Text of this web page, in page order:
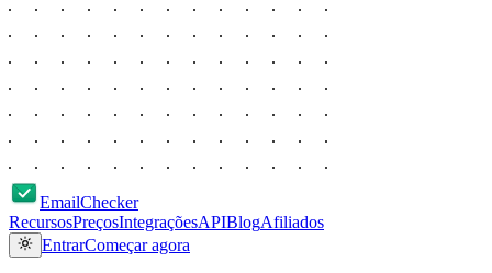
EmailChecker
RecursosPreçosIntegraçõesAPIBlogAfiliados
EntrarComeçar agora